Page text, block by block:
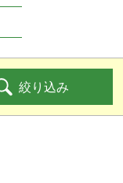
絞り込み